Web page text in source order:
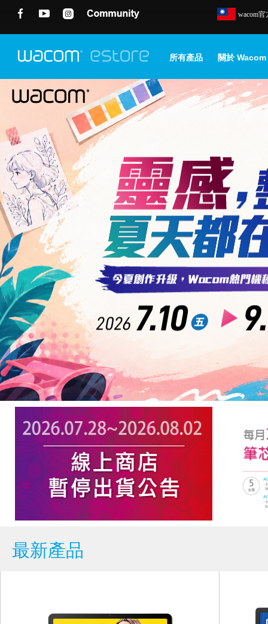
wacom
所有產品 關於 Wacom
最新產品